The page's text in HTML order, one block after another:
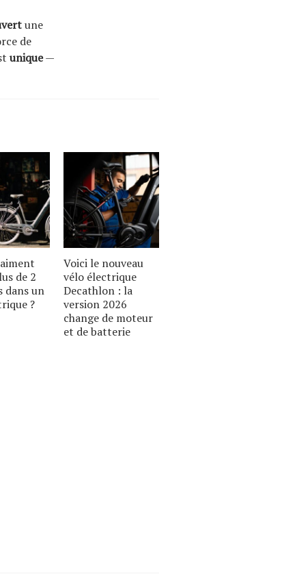
une
de
unique—
de 2
dans un
?
Voici le nouveau
vélo électrique
Decathlon : la
version 2026
change de moteur
et de batterie